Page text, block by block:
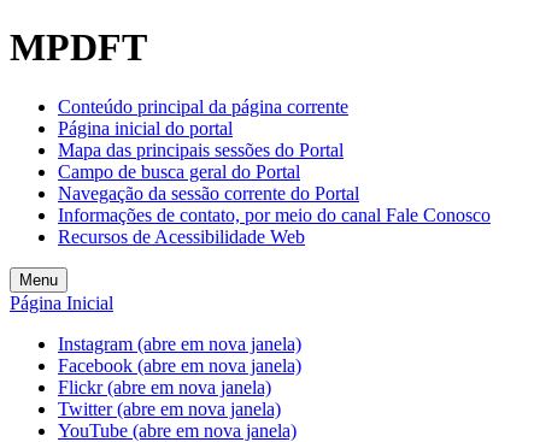
Welcome
to
One
Accessibility
screen
reader.
start
All
in
One
Accessibility
screen
reader,
press
"Ctrl
MPDFT
Conteúdo principal da página corrente
Página inicial do portal
Mapa das principais sessões do Portal
Campo de busca geral do Portal
Navegação da sessão corrente do Portal
Informações de contato, por meio do canal Fale Conosco
Recursos de Acessibilidade Web
Menu
Página Inicial
Instagram (abre em nova janela)
Facebook (abre em nova janela)
Flickr (abre em nova janela)
Twitter (abre em nova janela)
YouTube (abre em nova janela)